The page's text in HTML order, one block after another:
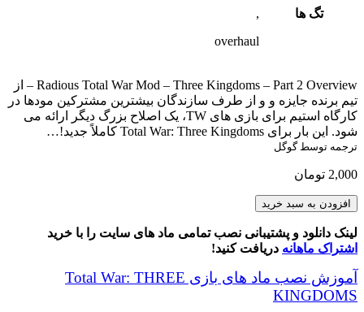
تگ ها
,
overhaul
Radious Total War Mod – Three Kingdoms – Part 2 Overview – از
تیم برنده جایزه و و از طرف سازندگان بیشترین مشترکین مودها در
کارگاه استیم برای بازی های TW، یک اصلاح بزرگ دیگر ارائه می
شود. این بار برای Total War: Three Kingdoms کاملاً جدید!…
ترجمه توسط گوگل
2,000 تومان
Radious
Total
War
Mod
Part
2
عدد
افزودن به سبد خرید
لینک دانلود و پشتیبانی نصب تمامی ماد های سایت را با خرید
اشتراک ماهانه دریافت کنید!
آموزش نصب ماد های بازی Total War: THREE
KINGDOMS